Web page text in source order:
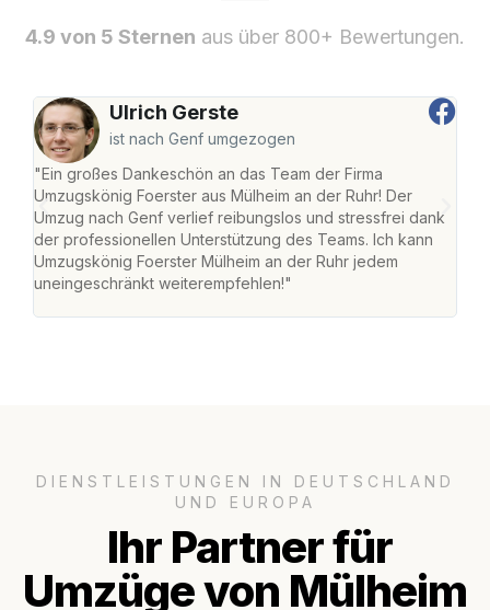
4.9 von 5 Sternen aus über 800+ Bewertungen.
Ulrich Gerste
ist nach Genf umgezogen
"Ein großes Dankeschön an das Team der Firma
Umzugskönig Foerster aus Mülheim an der Ruhr! Der
Umzug nach Genf verlief reibungslos und stressfrei dank
der professionellen Unterstützung des Teams. Ich kann
Umzugskönig Foerster Mülheim an der Ruhr jedem
uneingeschränkt weiterempfehlen!"
DIENSTLEISTUNGEN IN DEUTSCHLAND
UND EUROPA
Ihr Partner für
Umzüge von Mülheim